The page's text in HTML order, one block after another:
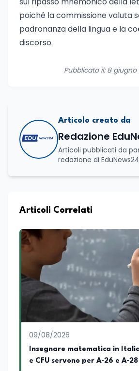
poiché la commissione valuta
padronanza della lingua e la
discorso.
Pubblicato il: 8 giugno
Articolo creato da
Redazione
Articoli pubblicati da
redazione di
Articoli Correlati
09/08/2026
Insegnare matematica in
e CFU servono per A-26 e A-28